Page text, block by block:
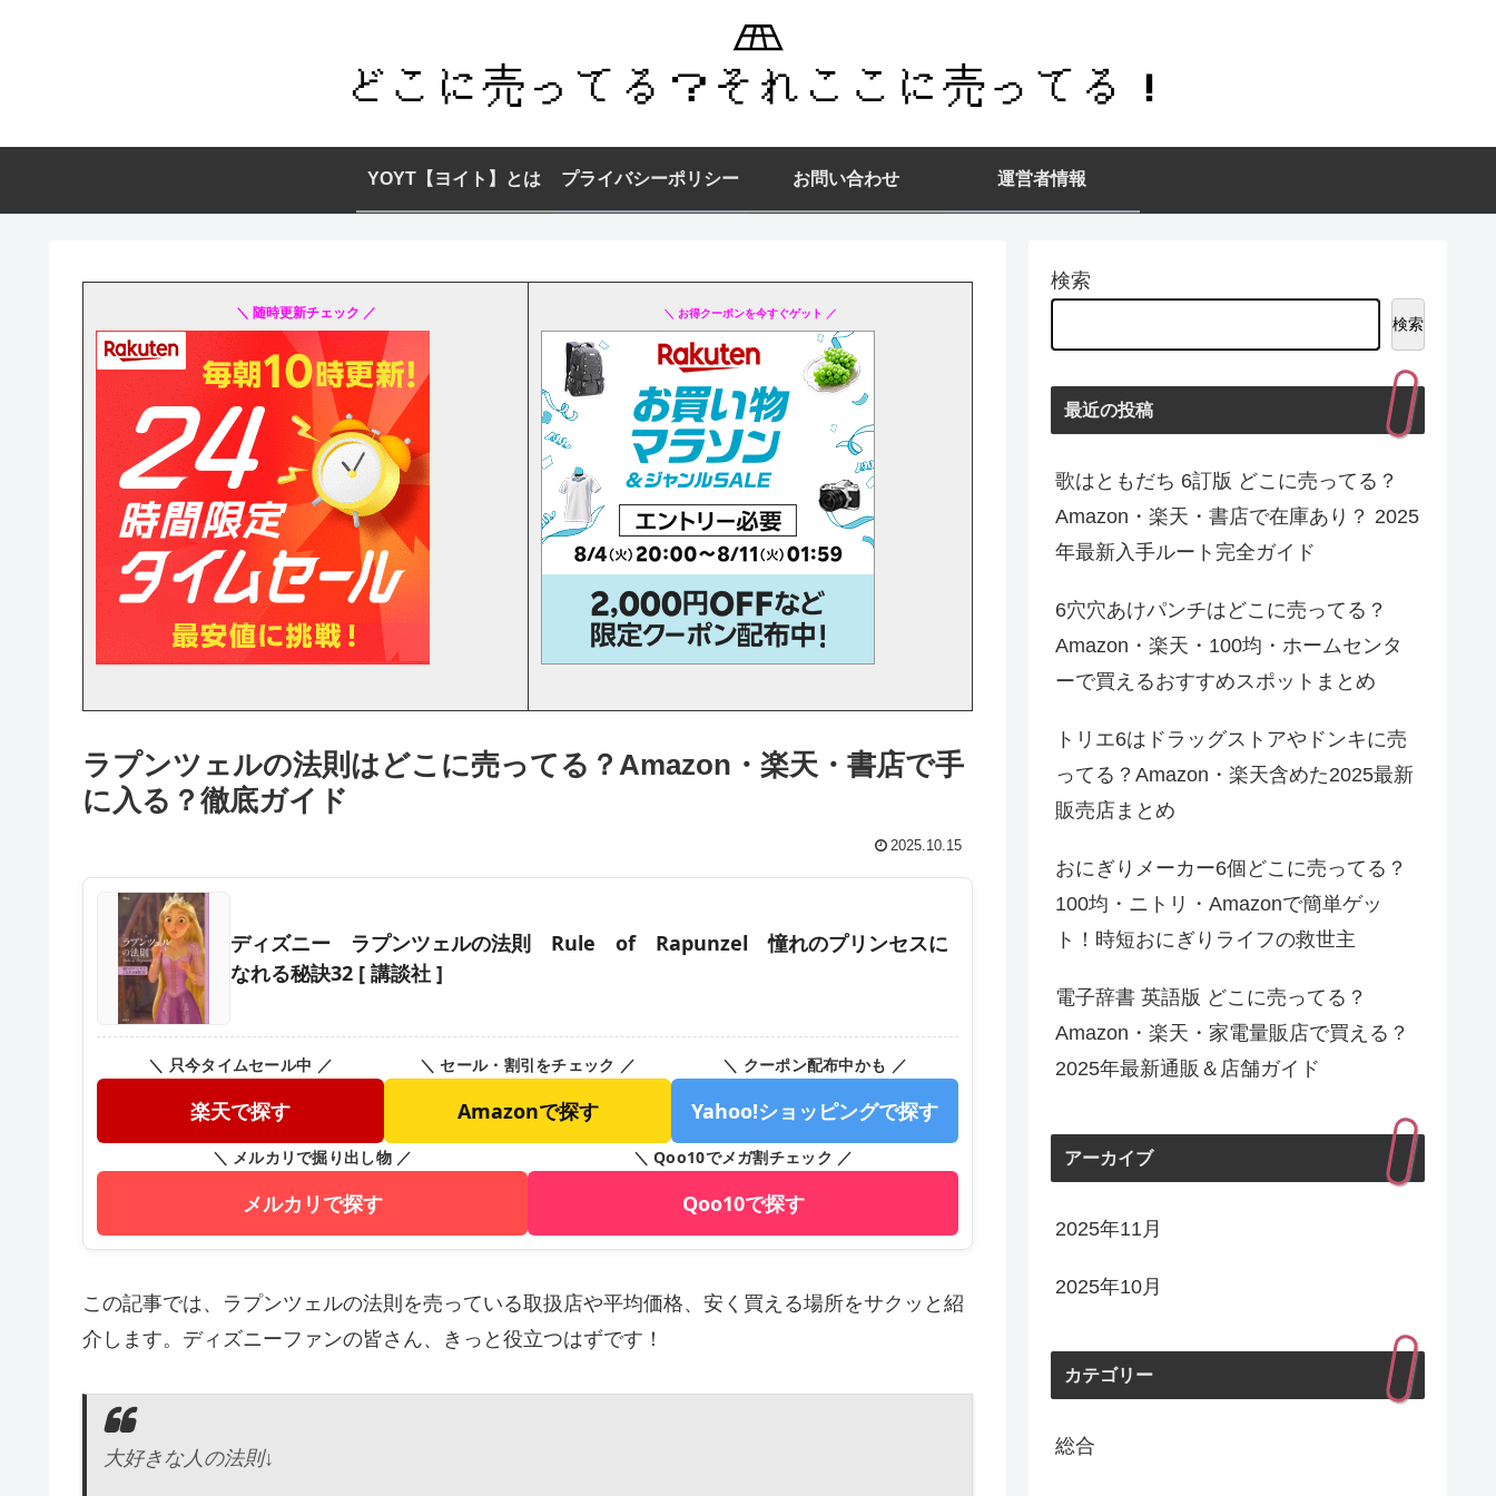
YOYT【ヨイト】とは プライバシーポリシー お問い合わせ 運営者情報
＼ 随時更新チェック ／ ＼ お得クーポンを今すぐゲット ／
ラプンツェルの法則はどこに売ってる？Amazon・楽天・書店で手
に入る？徹底ガイド
2025.10.15
ディズニー ラプンツェルの法則 Rule of Rapunzel 憧れのプリンセスに
なれる秘訣32 [ 講談社 ]
＼ 只今タイムセール中 ／
楽天で探す
＼ セール・割引をチェック ／
Amazonで探す
＼ クーポン配布中かも ／
Yahoo!ショッピングで探す
＼ メルカリで掘り出し物 ／
メルカリで探す
＼ Qoo10でメガ割チェック ／
Qoo10で探す
この記事では、ラプンツェルの法則を売っている取扱店や平均価格、安く買える場所をサクッと紹
介します。ディズニーファンの皆さん、きっと役立つはずです！
大好きな人の法則↓
検索
検索
最近の投稿
歌はともだち 6訂版 どこに売ってる？
Amazon・楽天・書店で在庫あり？ 2025
年最新入手ルート完全ガイド
6穴穴あけパンチはどこに売ってる？
Amazon・楽天・100均・ホームセンタ
ーで買えるおすすめスポットまとめ
トリエ6はドラッグストアやドンキに売
ってる？Amazon・楽天含めた2025最新
販売店まとめ
おにぎりメーカー6個どこに売ってる？
100均・ニトリ・Amazonで簡単ゲッ
ト！時短おにぎりライフの救世主
電子辞書 英語版 どこに売ってる？
Amazon・楽天・家電量販店で買える？
2025年最新通販＆店舗ガイド
アーカイブ
2025年11月
2025年10月
カテゴリー
総合